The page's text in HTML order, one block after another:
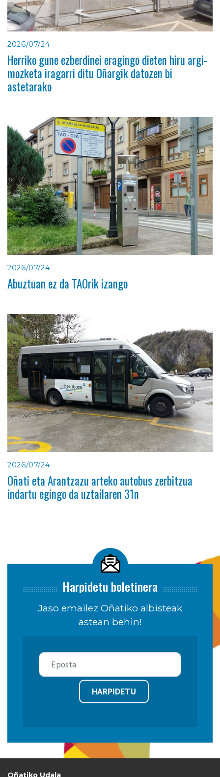
2026/07/24
Herriko gune ezberdinei eragingo dieten hiru argi-
mozketa iragarri ditu Oñargik datozen bi
astetarako
2026/07/24
Abuztuan ez da TAOrik izango
2026/07/24
Oñati eta Arantzazu arteko autobus zerbitzua
indartu egingo da uztailaren 31n
Harpidetu boletinera
Jaso emailez Oñatiko albisteak
astean behin!
HARPIDETU
Oñatiko Udala